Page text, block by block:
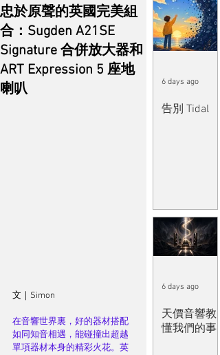
忠於原聲的英國完美組
合：Sugden A21SE
Signature 合併放大器和
ART Expression 5 座地
喇叭
文｜Simon
在音響世界裏，好的器材搭配
如同知音相遇，能碰撞出超越
單項器材本身的精彩火花。英
告別 Tidal
6 days ago
天價音響教
懂我們的事
6 days ago